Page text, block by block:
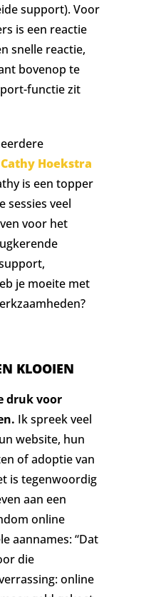
support). Voor
is een reactie
snelle reactie,
bovenop te
functie zit
Cathy Hoekstra
is een topper
sessies veel
voor het
je moeite met
KLOOIEN
druk voor
Ik spreek veel
website, hun
of adoptie van
is tegenwoordig
aan een
online
aannames: “Dat
die
online